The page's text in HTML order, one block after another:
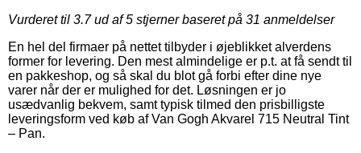
Vurderet til 3.7ud af 5 stjerner baseret på 31 anmeldelser
En hel del firmaer på nettet tilbyder i øjeblikket alverdens
former for levering. Den mest almindelige er p.t. at få sendt til
en pakkeshop, og så skal du blot gå forbi efter dine nye
varer når der er mulighed for det. Løsningen er jo
usædvanlig bekvem, samt typisk tilmed den prisbilligste
leveringsform ved køb af Van Gogh Akvarel 715 Neutral Tint
– Pan.